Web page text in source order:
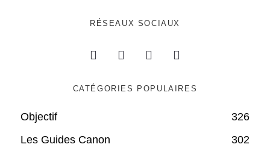
RÉSEAUX SOCIAUX
CATÉGORIES POPULAIRES
Objectif
326
Les Guides Canon
302